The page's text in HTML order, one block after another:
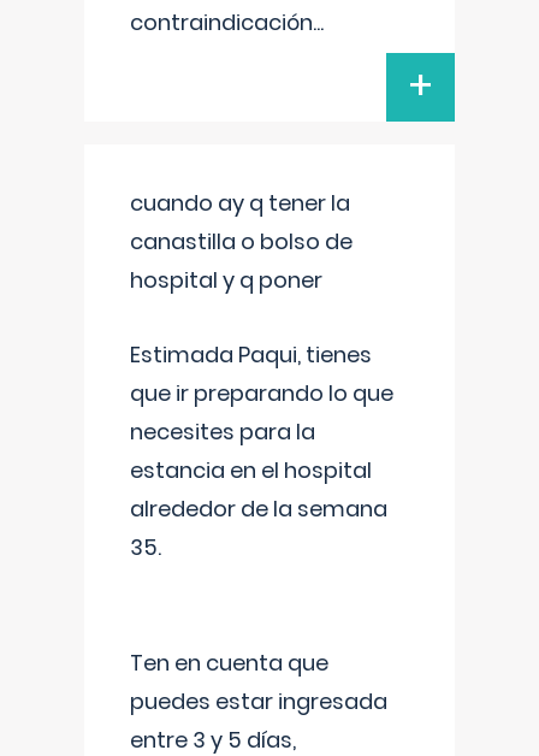
contraindicación...
+
cuando ay q tener la
canastilla o bolso de
hospital y q poner
Estimada Paqui, tienes
que ir preparando lo que
necesites para la
estancia en el hospital
alrededor de la semana
35.
Ten en cuenta que
puedes estar ingresada
entre 3 y 5 días,